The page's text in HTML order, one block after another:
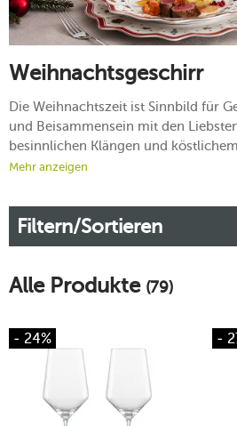
Weihnachtsgeschirr
Die Weihnachtszeit ist Sinnbild für
und Beisammensein mit den
besinnlichen Klängen und
jeder in Festtagsstimmung. Serviert
zum Heiligen Abend gleich viel
magische Vorweihnachtszeit
und guten Freunden.
Mehr anzeigen
Filtern/Sortieren
Alle Produkte (79)
- 24% -